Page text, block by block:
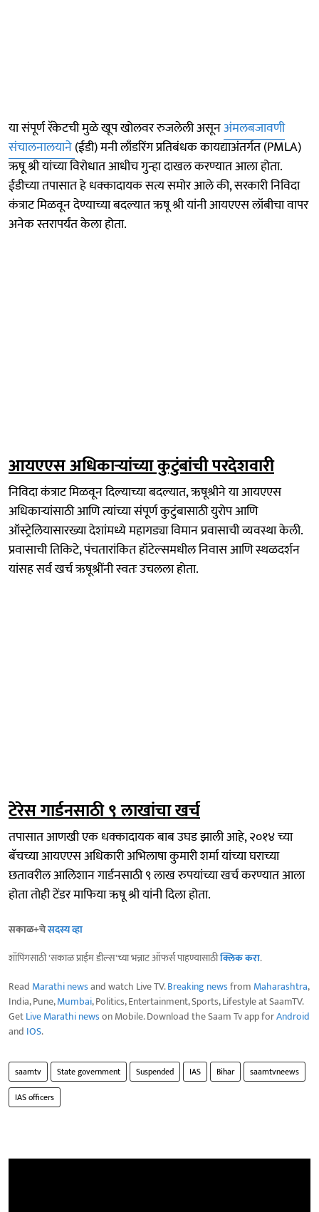
या संपूर्ण रॅकेटची मुळे खूप खोलवर रुजलेली असूनअंमलबजावणी
संचालनालयाने(ईडी) मनी लाँडरिंग प्रतिबंधक कायद्याअंतर्गत (PMLA)
ऋषू श्री यांच्या विरोधात आधीच गुन्हा दाखल करण्यात आला होता.
ईडीच्या तपासात हे धक्कादायक सत्य समोर आले की, सरकारी निविदा
कंत्राट मिळवून देण्याच्या बदल्यात ऋषू श्री यांनी आयएएस लॉबीचा वापर
अनेक स्तरापर्यंत केला होता.
आयएएस अधिकाऱ्यांच्या कुटुंबांची परदेशवारी
निविदा कंत्राट मिळवून दिल्याच्या बदल्यात, ऋषूश्रीने या आयएएस
अधिकाऱ्यांसाठी आणि त्यांच्या संपूर्ण कुटुंबासाठी युरोप आणि
ऑस्ट्रेलियासारख्या देशांमध्ये महागड्या विमान प्रवासाची व्यवस्था केली.
प्रवासाची तिकिटे, पंचतारांकित हॉटेल्समधील निवास आणि स्थळदर्शन
यांसह सर्व खर्च ऋषूश्रींनी स्वतः उचलला होता.
टेरेस गार्डनसाठी ९ लाखांचा खर्च
तपासात आणखी एक धक्कादायक बाब उघड झाली आहे, २०१४ च्या
बॅचच्या आयएएस अधिकारी अभिलाषा कुमारी शर्मा यांच्या घराच्या
छतावरील आलिशान गार्डनसाठी ९ लाख रुपयांच्या खर्च करण्यात आला
होता तोही टेंडर माफिया ऋषू श्री यांनी दिला होता.
सकाळ+चेसदस्य व्हा
शॉपिंगसाठी 'सकाळ प्राईम डील्स'च्या भन्नाट ऑफर्स पाहण्यासाठीक्लिक करा.
Read Marathi newsand watch Live TV.Breaking newsfrom Maharashtra,
India, Pune,Mumbai, Politics, Entertainment, Sports, Lifestyle at SaamTV.
GetLive Marathi newson Mobile. Download the Saam Tv app forAndroid
and IOS.
saamtv State government Suspended IAS Bihar
saamtvneews
IAS officers